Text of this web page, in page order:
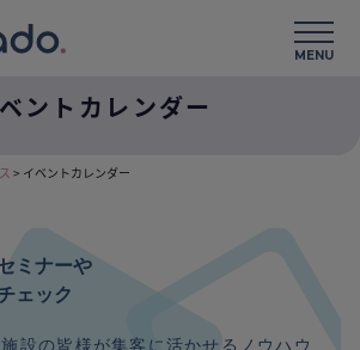
MENU
ントカレンダー
> イベントカレンダー
ミナーや
ェック
設の皆様が集客に活かせるノウハウ